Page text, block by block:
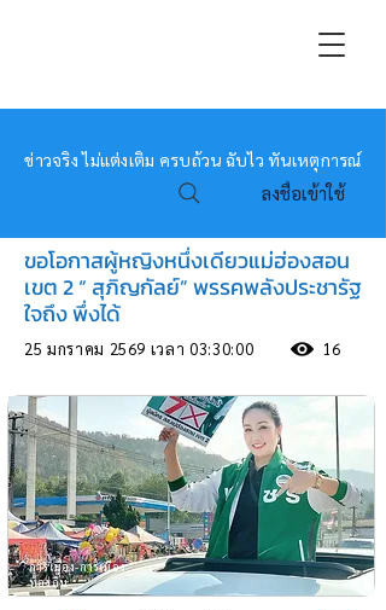
หมอข่าว
ข่าวจริง ไม่แต่งเติม ครบถ้วน ฉับไว ทันเหตุการณ์
ลงชื่อเข้าใช้
ขอโอกาสผู้หญิงหนึ่งเดียวแม่ฮ่องสอน
เขต 2 “ สุภิญกัลย์” พรรคพลังประชารัฐ
ใจถึง พึ่งได้
25 มกราคม 2569 เวลา 03:30:00 16
การเมือง-การเมือง
ท้องถิ่น